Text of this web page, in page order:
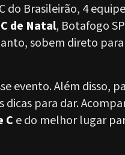
Brasileirão, 4
de Natal, Botafogo
sobem direto para
evento. Além disso,
para dar.
C e do melhor lugar